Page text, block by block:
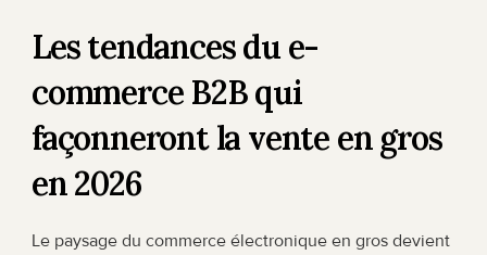
Les tendances du e-
commerce B2B qui
façonneront la vente en gros
en 2026
Le paysage du commerce électronique en gros devient